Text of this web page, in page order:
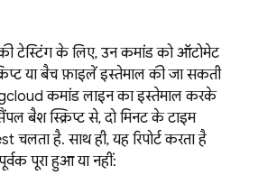
टेस्टिंग के लिए, उन कमांड को ऑटोमेट
या बैच फ़ाइलें इस्तेमाल की जा सकती
कमांड लाइन का इस्तेमाल करके
बैश स्क्रिप्ट से, दो मिनट के टाइम
है. साथ ही, यह रिपोर्ट करता है
पूरा हुआ या नहीं: